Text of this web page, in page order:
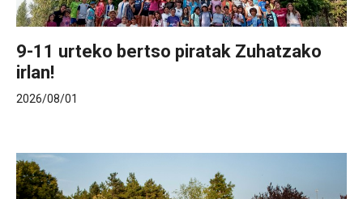
9-11 urteko bertso piratak Zuhatzako
irlan!
2026/08/01